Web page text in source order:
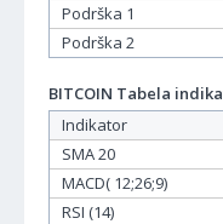
Podrška 1
Podrška 2
BITCOIN Tabela
Indikator
SMA 20
MACD( 12;26;9)
RSI (14)